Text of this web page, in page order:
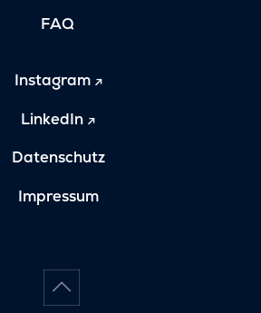
FAQ
Instagram
LinkedIn
Datenschutz
Impressum